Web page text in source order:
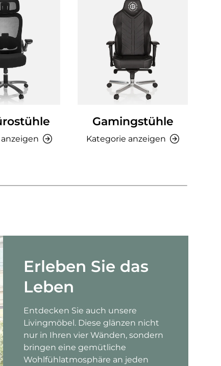
Gamingstühle
Kategorie anzeigen
Erleben Sie das
Leben
Entdecken Sie auch unsere
Livingmöbel. Diese glänzen nicht
nur in Ihren vier Wänden, sondern
bringen eine gemütliche
Wohlfühlatmosphäre an jeden